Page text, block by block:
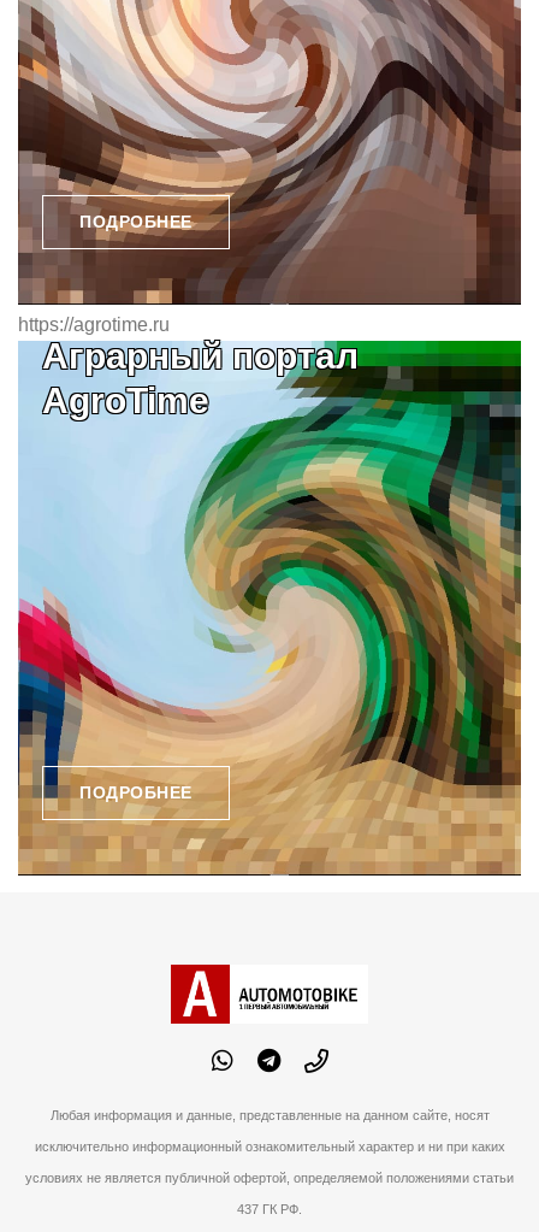
ПОДРОБНЕЕ
https://agrotime.ru
Аграрный портал
AgroTime
ПОДРОБНЕЕ
Любая информация и данные, представленные на данном сайте, носят
исключительно информационный ознакомительный характер и ни при каких
условиях не является публичной офертой, определяемой положениями статьи
437 ГК РФ.